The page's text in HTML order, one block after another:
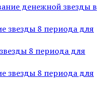
денежной звезды в
звезды 8 периода для
8 периода для
звезды 8 периода для